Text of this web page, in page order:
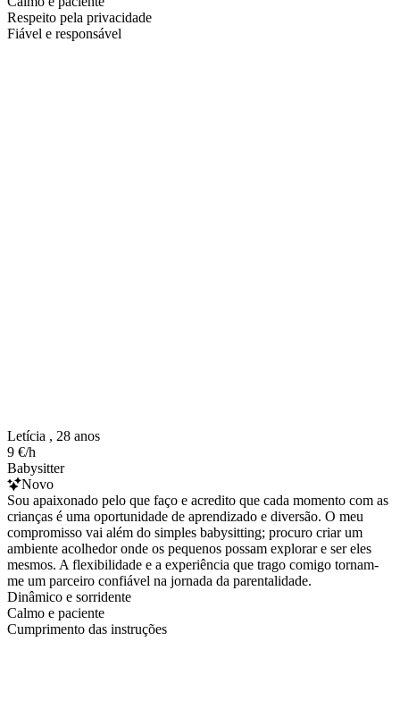
Respeito pela privacidade
Fiável e responsável
Letícia , 28 anos
9 €/h
Babysitter
Novo
Sou apaixonado pelo que faço e acredito que cada momento com as
crianças é uma oportunidade de aprendizado e diversão. O meu
compromisso vai além do simples babysitting; procuro criar um
ambiente acolhedor onde os pequenos possam explorar e ser eles
mesmos. A flexibilidade e a experiência que trago comigo tornam-
me um parceiro confiável na jornada da parentalidade.
Dinâmico e sorridente
Calmo e paciente
Cumprimento das instruções